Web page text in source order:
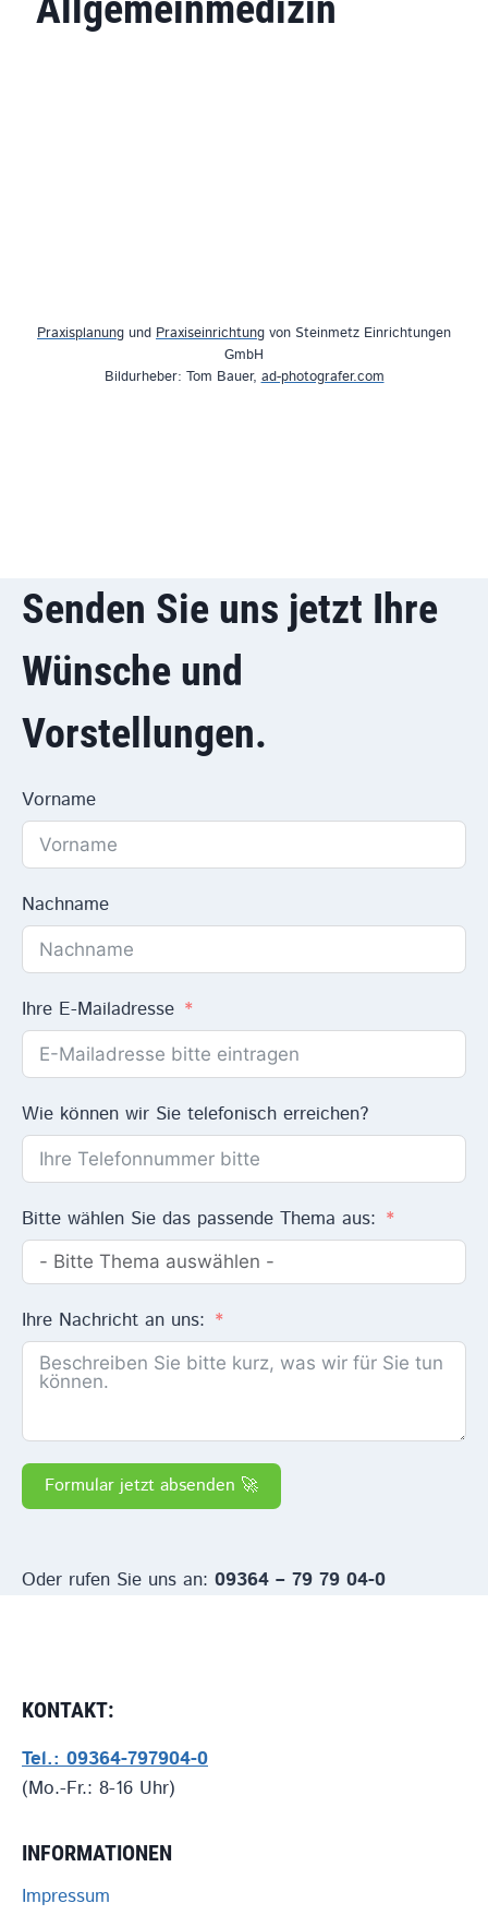
Praxisplanung und Praxiseinrichtung von Steinmetz Einrichtungen
GmbH
Bildurheber: Tom Bauer,ad-photografer.com
Senden Sie uns jetzt Ihre
Wünsche und
Vorstellungen.
Vorname
Nachname
Ihre E-Mailadresse
Wie können wir Sie telefonisch erreichen?
Bitte wählen Sie das passende Thema aus:
Ihre Nachricht an uns:
Formular jetzt absenden 🚀
Oder rufen Sie uns an: 09364 – 79 79 04-0
KONTAKT:
Tel.: 09364-797904-0
(Mo.-Fr.: 8-16 Uhr)
INFORMATIONEN
Impressum